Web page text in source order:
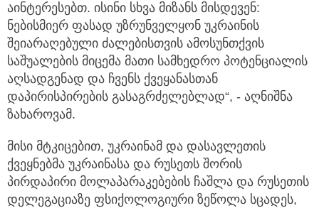
აინტერესებთ. ისინი სხვა მიზანს მისდევენ:
ნებისმიერ ფასად უზრუნველყონ უკრაინის
შეიარაღებული ძალებისთვის ამოსუნთქვის
საშუალების მიცემა მათი სამხედრო პოტენციალის
აღსადგენად და ჩვენს ქვეყანასთან
დაპირისპირების გასაგრძელებლად“, - აღნიშნა
ზახაროვამ.
მისი მტკიცებით, უკრაინამ და დასავლეთის
ქვეყნებმა უკრაინასა და რუსეთს შორის
პირდაპირი მოლაპარაკებების ჩაშლა და რუსეთის
დელეგაციაზე ფსიქოლოგიური ზეწოლა სცადეს,